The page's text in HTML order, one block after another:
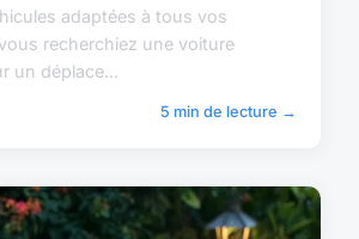
adaptées à tous vos
recherchiez une voiture
un déplace...
5 min de lecture →